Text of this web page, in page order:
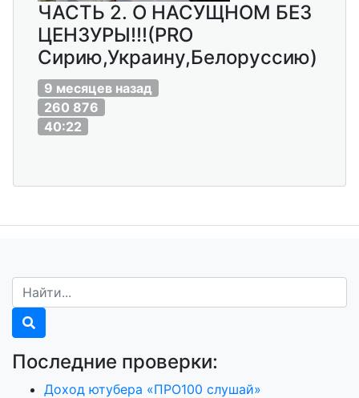
ЧАСТЬ 2. О НАСУЩНОМ БЕЗ
ЦЕНЗУРЫ!!!(PRO
Сирию,Украину,Белоруссию)
9 месяцев назад
260 876
40:22
Последние проверки:
Доход ютубера «ПРО100 слушай»